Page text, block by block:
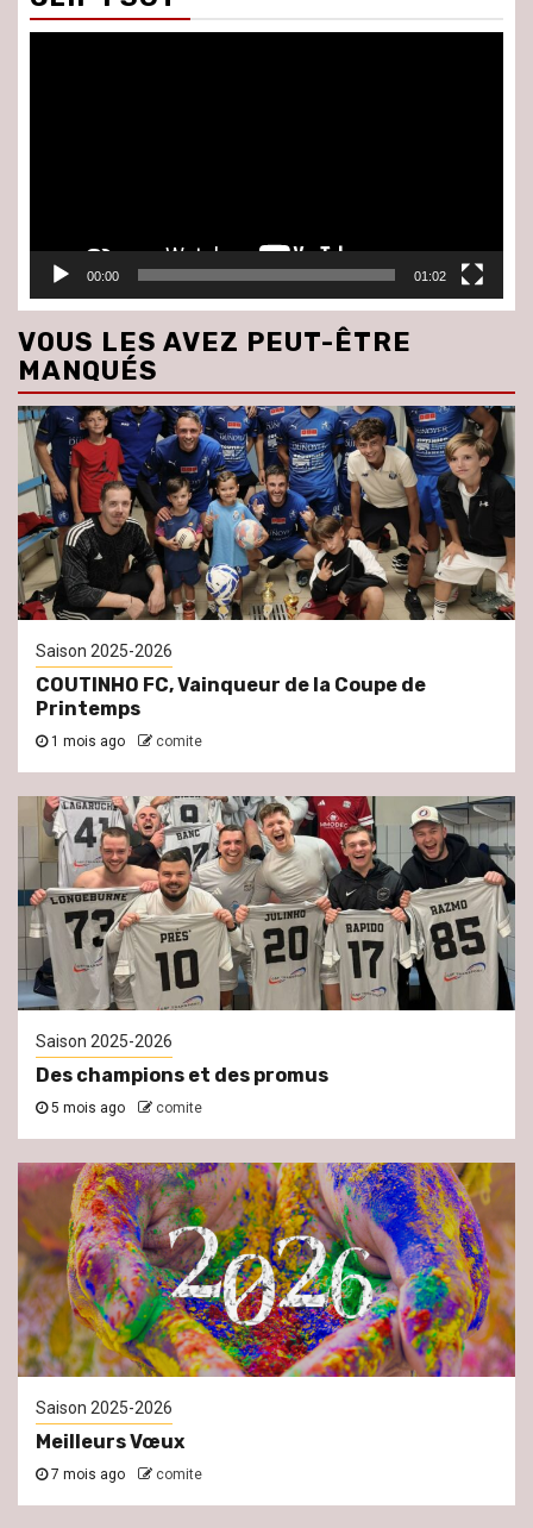
00:00 01:02
VOUS LES AVEZ PEUT-ÊTRE
MANQUÉS
Saison 2025-2026
COUTINHO FC, Vainqueur de la Coupe de
Printemps
1 mois ago comite
Saison 2025-2026
Des champions et des promus
5 mois ago comite
Saison 2025-2026
Meilleurs Vœux
7 mois ago comite